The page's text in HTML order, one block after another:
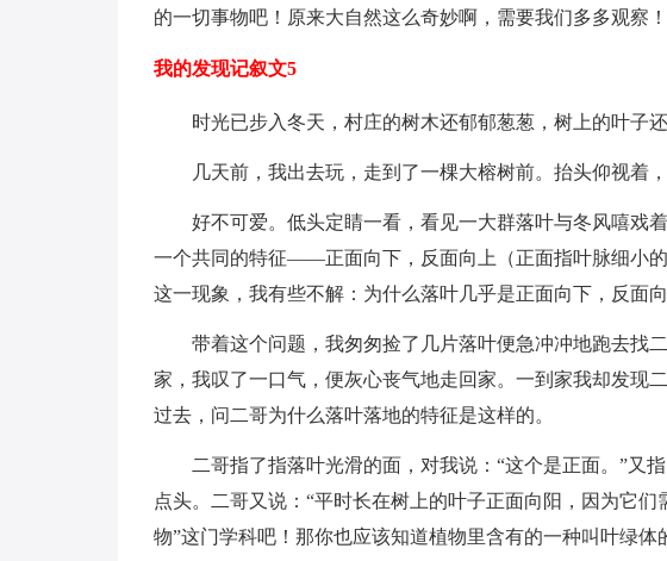
的一切事物吧！原来大自然这么奇妙啊，需要我们多多观察！
我的发现记叙文5
时光已步入冬天，村庄的树木还郁郁葱葱，树上的叶子还
几天前，我出去玩，走到了一棵大榕树前。抬头仰视着
好不可爱。低头定睛一看，看见一大群落叶与冬风嘻戏
一个共同的特征——正面向下，反面向上（正面指叶脉细小
这一现象，我有些不解：为什么落叶几乎是正面向下，反面
带着这个问题，我匆匆捡了几片落叶便急冲冲地跑去找
家，我叹了一口气，便灰心丧气地走回家。一到家我却发现
过去，问二哥为什么落叶落地的特征是这样的。
二哥指了指落叶光滑的面，对我说：“这个是正面。”又
点头。二哥又说：“平时长在树上的叶子正面向阳，因为它
物”这门学科吧！那你也应该知道植物里含有的一种叫叶绿体